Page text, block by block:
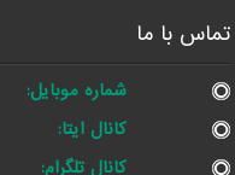
تماس با ما
شماره موبایل:
کانال ایتا:
کانال تلگرام: